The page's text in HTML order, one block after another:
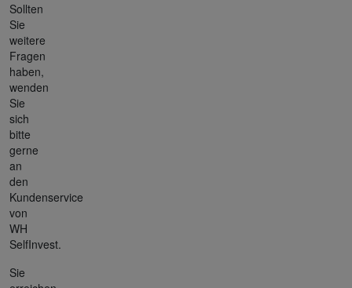
Sollten
Sie
weitere
Fragen
haben,
wenden
Sie
sich
bitte
gerne
an
den
Kundenservice
von
WH
SelfInvest.
Sie